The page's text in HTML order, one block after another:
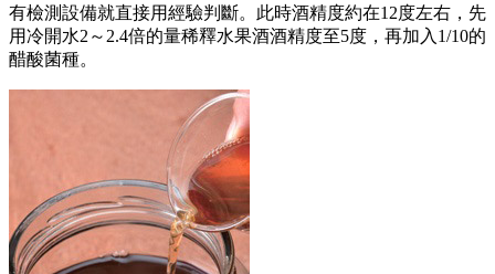
有檢測設備就直接用經驗判斷。此時酒精度約在12度左右，先
用冷開水2～2.4倍的量稀釋水果酒酒精度至5度，再加入1/10的
醋酸菌種。